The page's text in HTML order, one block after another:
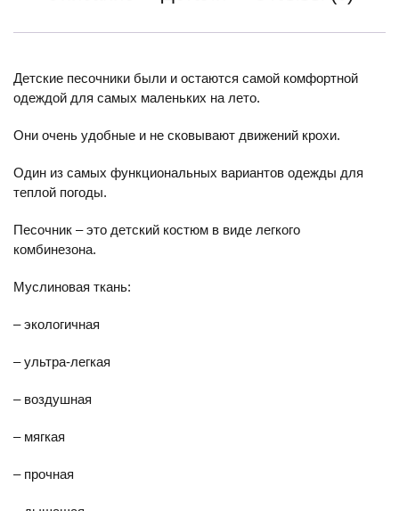
Детские песочники были и остаются самой комфортной
одеждой для самых маленьких на лето.
Они очень удобные и не сковывают движений крохи.
Один из самых функциональных вариантов одежды для
теплой погоды.
Песочник – это детский костюм в виде легкого
комбинезона.
Муслиновая ткань:
– экологичная
– ультра-легкая
– воздушная
– мягкая
– прочная